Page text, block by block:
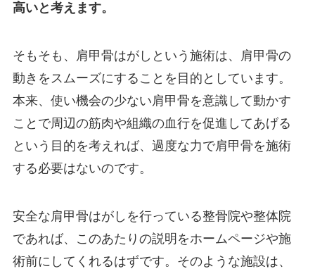
高いと考えます。
そもそも、肩甲骨はがしという施術は、肩甲骨の
動きをスムーズにすることを目的としています。
本来、使い機会の少ない肩甲骨を意識して動かす
ことで周辺の筋肉や組織の血行を促進してあげる
という目的を考えれば、過度な力で肩甲骨を施術
する必要はないのです。
安全な肩甲骨はがしを行っている整骨院や整体院
であれば、このあたりの説明をホームページや施
術前にしてくれるはずです。そのような施設は、